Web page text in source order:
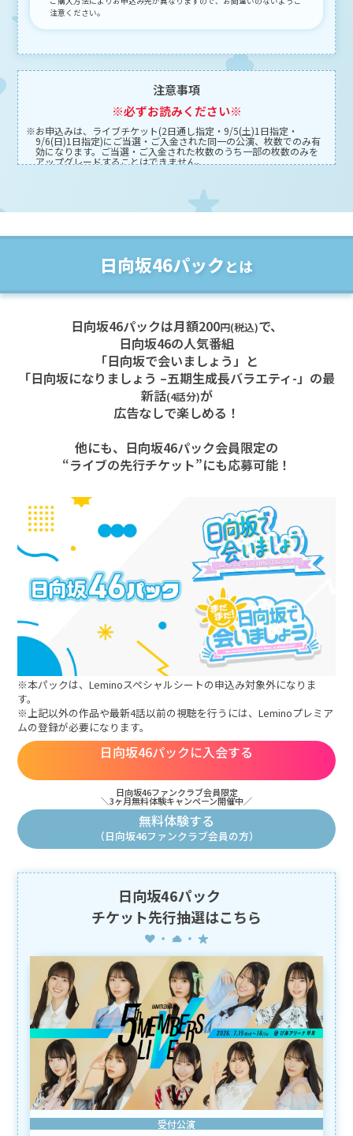
注意ください。
注意事項
※必ずお読みください※
※お申込みは、ライブチケット(2日通し指定・9/5(土)1日指定・
9/6(日)1日指定)にご当選・ご入金された同一の公演、枚数でのみ有
効になります。ご当選・ご入金された枚数のうち一部の枚数のみを
アップグレードすることはできません。
※お申込者さまの情報は、ライブチケットにご当選・ご入金されたも
のと同じ内容でのお申込みが必要です。
お申込者・同行者のお名前・メールアドレス・携帯電話番号・Plus
・本公演は「チケット不正転売禁止法」の対象公演です。
・オークションサイト・金券ショップ・個人間での売買で購入された
・入場時ご来場者全員の身分証確認を実施させていただきます。本人
確認ができない場合には入場をお断りさせていただきます。チケッ
トのご購入者さま、お連れさまご本人は、お名前を確認できる証明
書をご持参下さい。
・顔写真付き電子チケットでご入場の場合は、電子チケットの提示で
本人確認をさせていただきますが、身分証の提示をお願いする場合
もございます。また、電子チケットに顔写真の登録が無い場合に
は、入場をお断りさせていただきます。予めご了承ください。
名につき1枚のチケットが必要です。
また、2歳以下のお子さまで座席が不要な場合、保護者1名につきお
子さま1名のみ膝上で鑑賞可能です。
・客席を含む会場内の映像・写真が公開されることがあります。
・ご入場いただけなかった場合でも、チケット代金等の返金は一切行
いませんので、ご注意ください。
・公演中止・延期の場合を除き、個人的な体調不良などお客さまのご
事情による払い戻しはできませんのでご了承ください。
・視聴環境を理由にした、ご購入後の返金、座席の振り替えはできま
せん。
・ご購入されたチケットは、理由の如何を問わず、取替・変更・キャ
・出演者は予告なく変更になる場合がございますので、予めご了承く
ださい。
■Leminoスペシャルシートアップグレードに関して
※お申込みは、チケット購入者ご本人がファンクラブ、Leminoプレミ
なお、同行者は会員でなくてもお申し込みいただけます。
Leminoプレミアムにご入会がまだの方はこちらから
・チケット当選後には、発券（ダウンロード）期日までにチケプラへ
の顔写真の登録が必要となります。顔写真の登録が無い場合には、
入場をお断りさせていただきます。予めご了承ください。
■電子チケットは、お申込み時の携帯電話番号(携帯電話)で受け取りと
※同行者がいる場合は、同行者分は指定席お申込みの際にご登録頂き
ました同行者の携帯電話でのチケット受け取りとなります。
・「Leminoスペシャルシート」エリアに車いす席をご用意すること
は、会場の安全確保や防災上の規定により出来ません。予めご了承
ご入場、ご観覧となります。
・アップグレードチケットをお持ちの方は、チケットトレードの対象
外となります。あらかじめご了承ください。
日向坂46パック とは
日向坂46パックは月額200円(税込)で、
日向坂46の人気番組
「日向坂で会いましょう」と
「日向坂になりましょう –五期生成長バラエティ-」の最
新話(4話分)が
広告なしで楽しめる！
他にも、日向坂46パック会員限定の
“ライブの先行チケット”にも応募可能！
※本パックは、Leminoスペシャルシートの申込み対象外になりま
す。
※上記以外の作品や最新4話以前の視聴を行うには、Leminoプレミア
ムの登録が必要になります。
日向坂46パックに入会する
日向坂46ファンクラブ会員限定
＼3ヶ月無料体験キャンペーン開催中／
無料体験する
（日向坂46ファンクラブ会員の方）
日向坂46パック
チケット先行抽選はこちら
受付公演